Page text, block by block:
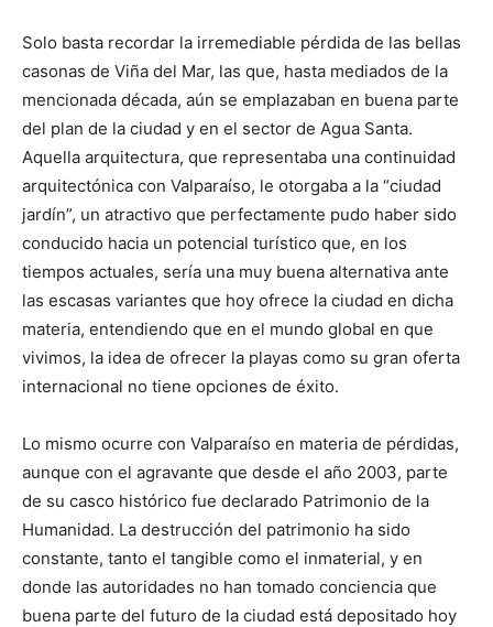
Solo basta recordar la irremediable pérdida de las bellas
casonas de Viña del Mar, las que, hasta mediados de la
mencionada década, aún se emplazaban en buena parte
del plan de la ciudad y en el sector de Agua Santa.
Aquella arquitectura, que representaba una continuidad
arquitectónica con Valparaíso, le otorgaba a la “ciudad
jardín”, un atractivo que perfectamente pudo haber sido
conducido hacia un potencial turístico que, en los
tiempos actuales, sería una muy buena alternativa ante
las escasas variantes que hoy ofrece la ciudad en dicha
materia, entendiendo que en el mundo global en que
vivimos, la idea de ofrecer la playas como su gran oferta
internacional no tiene opciones de éxito.
Lo mismo ocurre con Valparaíso en materia de pérdidas,
aunque con el agravante que desde el año 2003, parte
de su casco histórico fue declarado Patrimonio de la
Humanidad. La destrucción del patrimonio ha sido
constante, tanto el tangible como el inmaterial, y en
donde las autoridades no han tomado conciencia que
buena parte del futuro de la ciudad está depositado hoy